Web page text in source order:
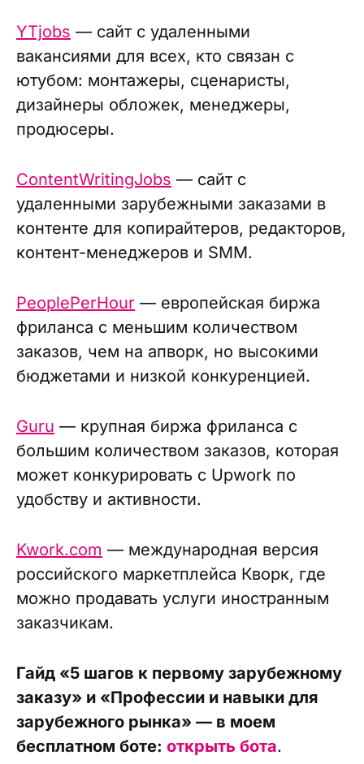
YTjobs — сайт с удаленными
вакансиями для всех, кто связан с
ютубом: монтажеры, сценаристы,
дизайнеры обложек, менеджеры,
продюсеры.
ContentWritingJobs — сайт с
удаленными зарубежными заказами в
контенте для копирайтеров, редакторов,
контент-менеджеров и SMM.
PeoplePerHour — европейская биржа
фриланса с меньшим количеством
заказов, чем на апворк, но высокими
бюджетами и низкой конкуренцией.
Guru — крупная биржа фриланса с
большим количеством заказов, которая
может конкурировать с Upwork по
удобству и активности.
Kwork.com — международная версия
российского маркетплейса Кворк, где
можно продавать услуги иностранным
заказчикам.
Гайд «5 шагов к первому зарубежному
заказу» и «Профессии и навыки для
зарубежного рынка» — в моем
бесплатном боте: открыть бота.